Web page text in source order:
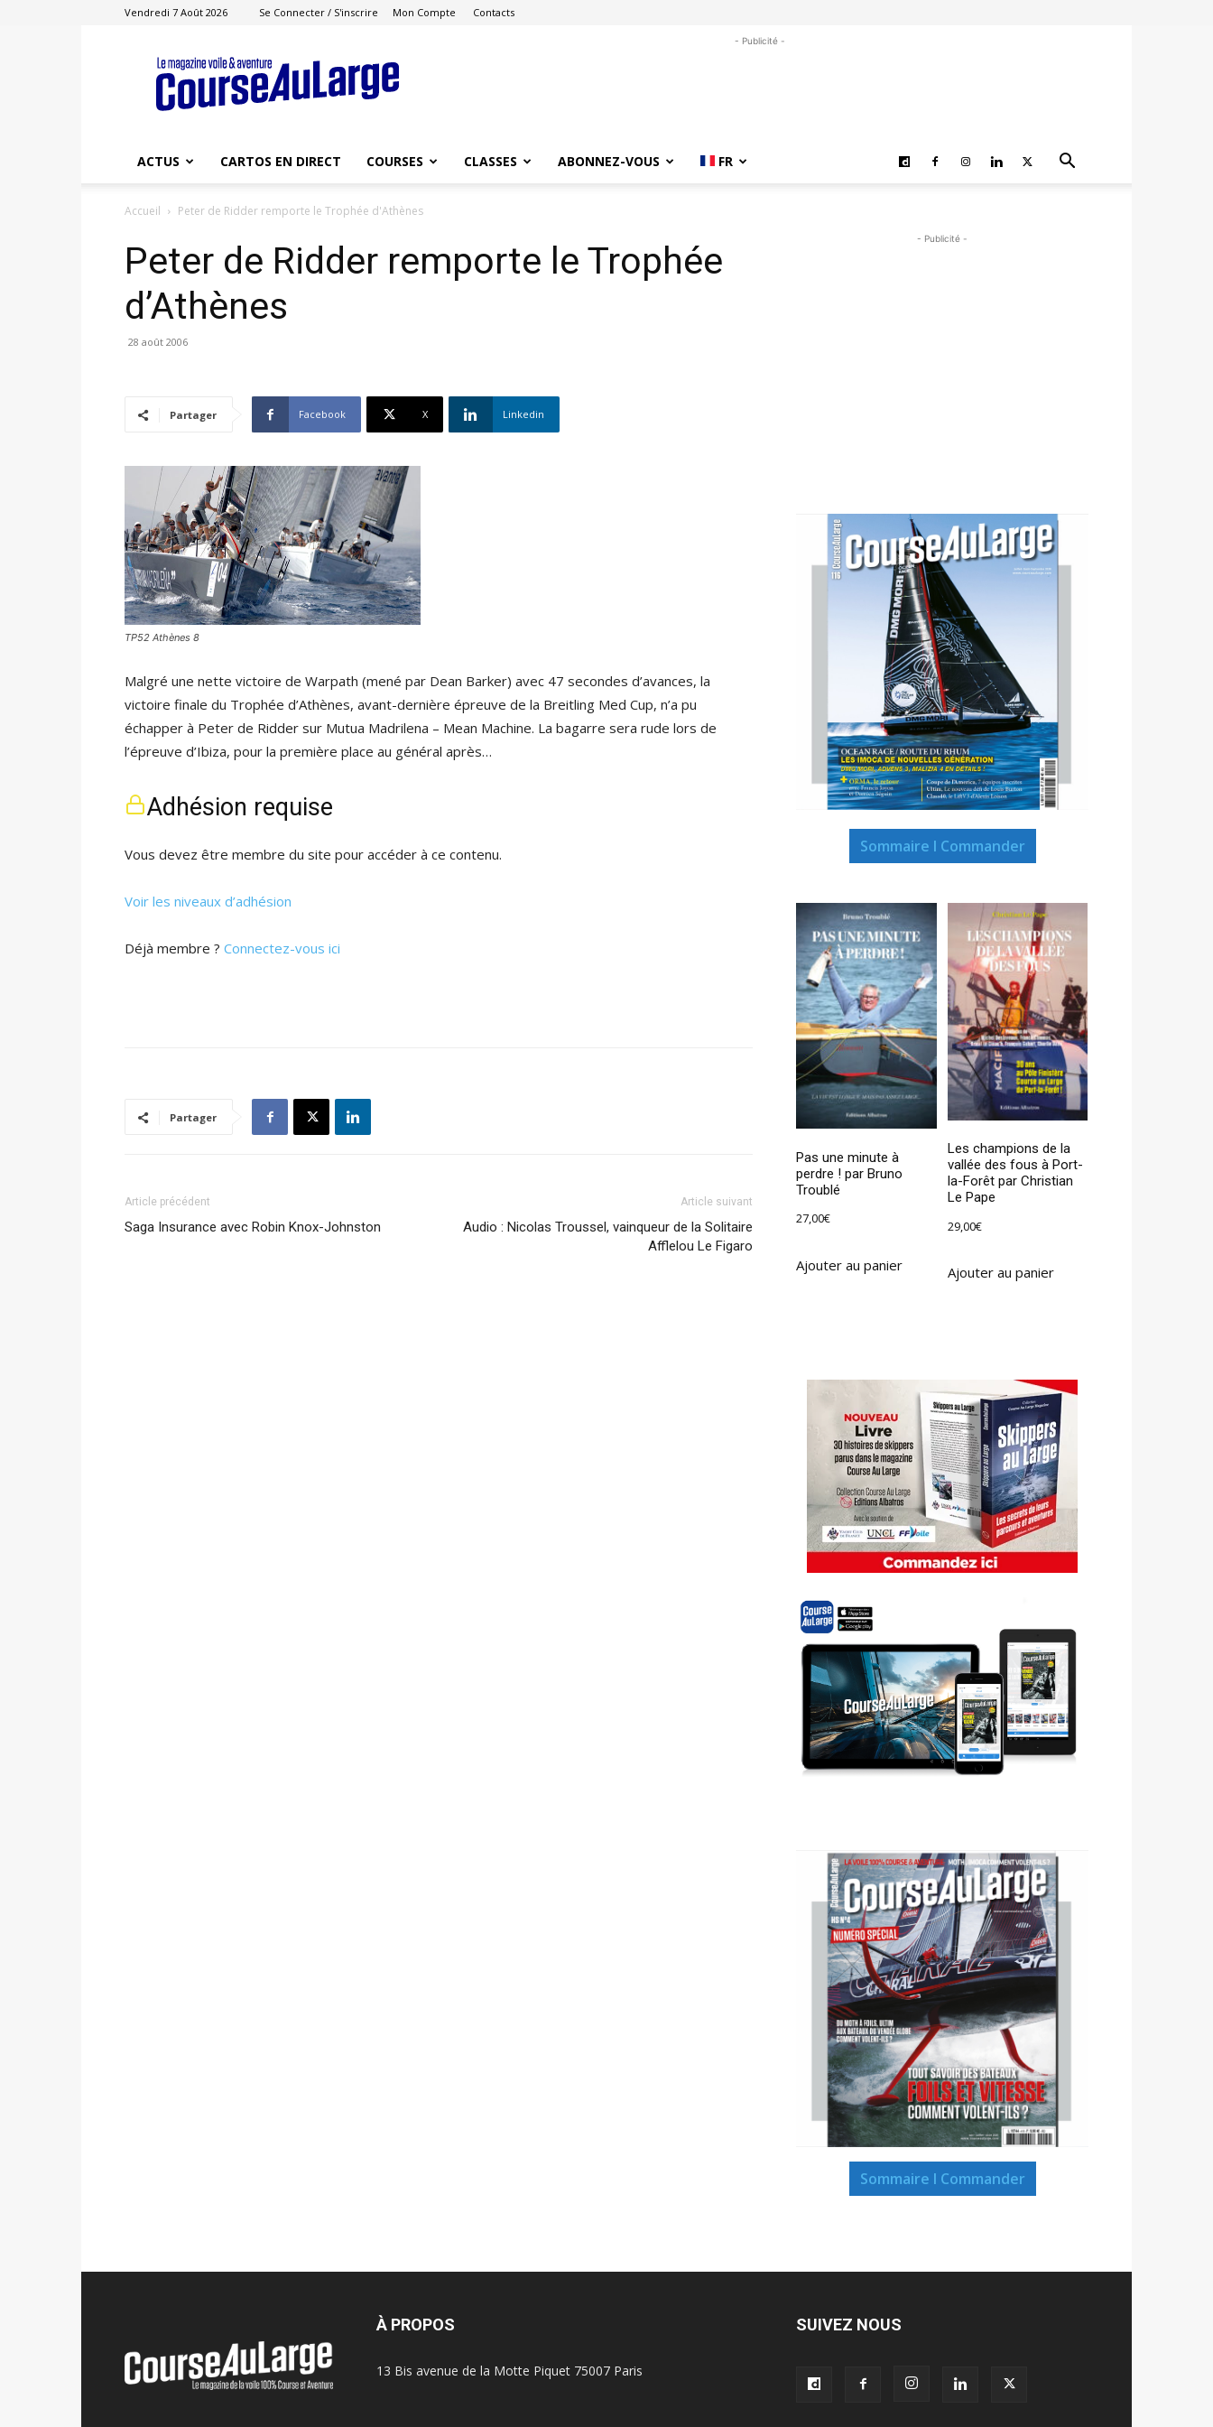
Vendredi 7 Août 2026 Se Connecter / S'inscrire Mon Compte Contacts
Course
au
Large
- Publicité -
ACTUS CARTOS EN DIRECT COURSES CLASSES ABONNEZ-VOUS FR
Accueil Peter de Ridder remporte le Trophée d'Athènes
Peter de Ridder remporte le Trophée
d’Athènes
28 août 2006
Partager Facebook X Linkedin
TP52 Athènes 8
Malgré une nette victoire de Warpath (mené par Dean Barker) avec 47 secondes d’avances, la
victoire finale du Trophée d’Athènes, avant-dernière épreuve de la Breitling Med Cup, n’a pu
échapper à Peter de Ridder sur Mutua Madrilena – Mean Machine. La bagarre sera rude lors de
l’épreuve d’Ibiza, pour la première place au général après…
Adhésion requise
Vous devez être membre du site pour accéder à ce contenu.
Voir les niveaux d’adhésion
Déjà membre ? Connectez-vous ici
Partager
Article précédent
Saga Insurance avec Robin Knox-Johnston
Article suivant
Audio : Nicolas Troussel, vainqueur de la Solitaire
Afflelou Le Figaro
- Publicité -
Sommaire I Commander
Pas une minute à
perdre ! par Bruno
Troublé
27,00€
Ajouter au panier
Les champions de la
vallée des fous à Port-
la-Forêt par Christian
Le Pape
29,00€
Ajouter au panier
Sommaire I Commander
À PROPOS
13 Bis avenue de la Motte Piquet 75007 Paris
SUIVEZ NOUS